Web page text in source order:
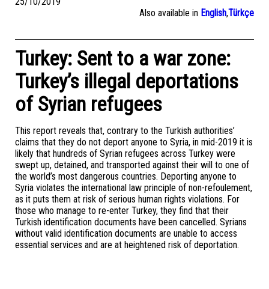
Also available in English,Türkçe
Turkey: Sent to a war zone:
Turkey’s illegal deportations
of Syrian refugees
This report reveals that, contrary to the Turkish authorities’
claims that they do not deport anyone to Syria, in mid-2019 it is
likely that hundreds of Syrian refugees across Turkey were
swept up, detained, and transported against their will to one of
the world’s most dangerous countries. Deporting anyone to
Syria violates the international law principle of non-refoulement,
as it puts them at risk of serious human rights violations. For
those who manage to re-enter Turkey, they find that their
Turkish identification documents have been cancelled. Syrians
without valid identification documents are unable to access
essential services and are at heightened risk of deportation.